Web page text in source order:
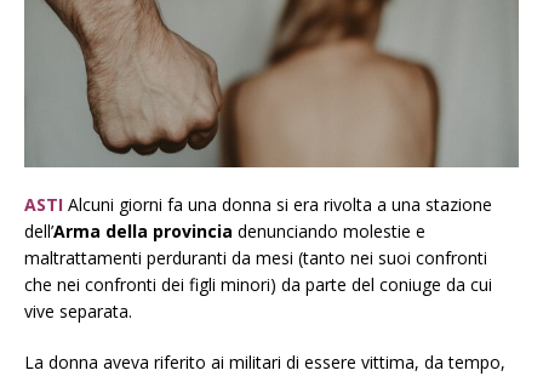
ASTI Alcuni giorni fa una donna si era rivolta a una stazione
dell’Arma della provincia denunciando molestie e
maltrattamenti perduranti da mesi (tanto nei suoi confronti
che nei confronti dei figli minori) da parte del coniuge da cui
vive separata.
La donna aveva riferito ai militari di essere vittima, da tempo,